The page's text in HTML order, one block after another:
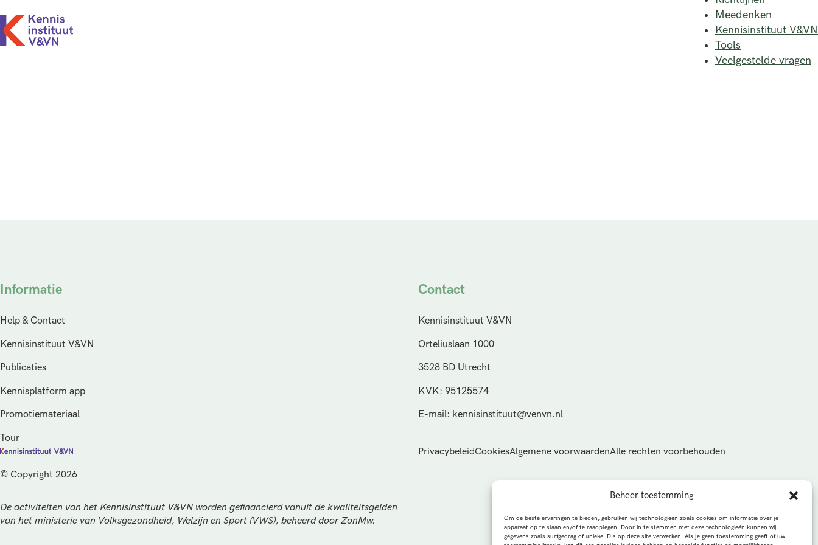
Beheer toestemming
Om de beste ervaringen te bieden, gebruiken wij technologieën zoals cookies om informatie over je
apparaat op te slaan en/of te raadplegen. Door in te stemmen met deze technologieën kunnen wij
gegevens zoals surfgedrag of unieke ID's op deze site verwerken. Als je geen toestemming geeft of uw
Meedenken
Kennisinstituut V&VN
Tools
Veelgestelde vragen
Informatie
Help & Contact
Kennisinstituut V&VN
Publicaties
Kennisplatform app
Promotiemateriaal
Tour
Contact
Kennisinstituut V&VN
Orteliuslaan 1000
3528 BD Utrecht
KVK: 95125574
E-mail: kennisinstituut@venvn.nl
© Copyright 2026
De activiteiten van het Kennisinstituut V&VN worden gefinancierd vanuit de kwaliteitsgelden
van het ministerie van Volksgezondheid, Welzijn en Sport (VWS), beheerd door ZonMw.
PrivacybeleidCookiesAlgemene voorwaardenAlle rechten voorbehouden